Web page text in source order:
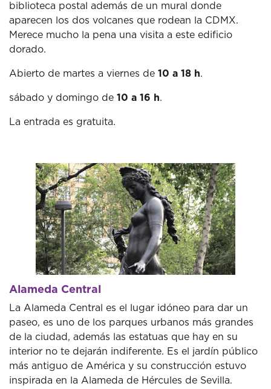
biblioteca postal además de un mural donde
aparecen los dos volcanes que rodean la CDMX.
Merece mucho la pena una visita a este edificio
dorado.
Abierto de martes a viernes de 10 a 18 h.
sábado y domingo de 10 a 16 h.
La entrada es gratuita.
Alameda Central
La Alameda Central es el lugar idóneo para dar un
paseo, es uno de los parques urbanos más grandes
de la ciudad, además las estatuas que hay en su
interior no te dejarán indiferente. Es el jardín público
más antiguo de América y su construcción estuvo
inspirada en la Alameda de Hércules de Sevilla.